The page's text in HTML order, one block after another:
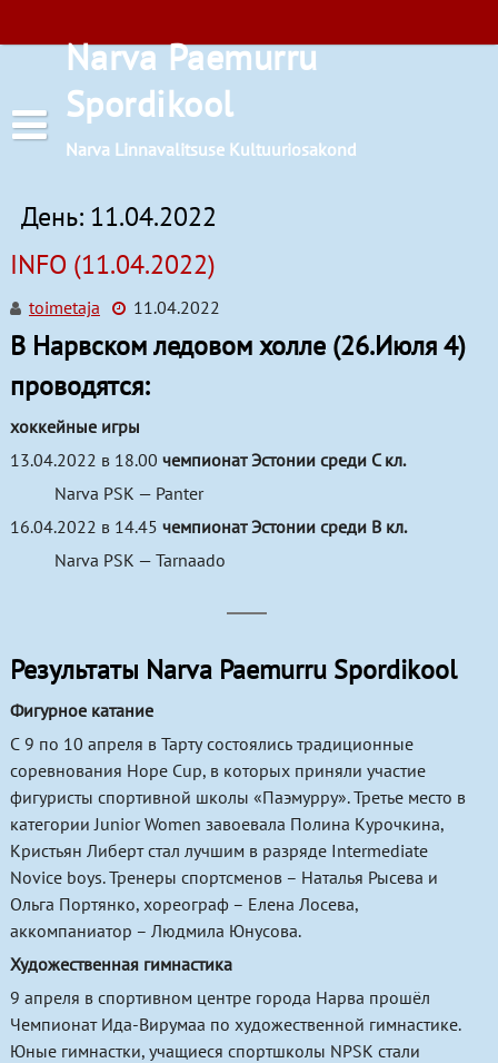
содержимомуNarva Paemurru
Spordikool
Narva Linnavalitsuse Kultuuriosakond
Расписания занятий
Баскетбол
Лёгкая атлетика
Настольный теннис
Пулевая стрельба
Художественная гимнастика
Местоположение
День: 11.04.2022
INFO (11.04.2022)
toimetaja 11.04.2022
В Нарвском ледовом холле (26.Июля 4)
проводятся:
хоккейные игры
13.04.2022 в 18.00 чемпионат Эстонии среди C кл.
Narva PSK — Panter
16.04.2022 в 14.45 чемпионат Эстонии среди В кл.
Narva PSK — Tarnaado
Результаты Narva Paemurru Spordikool
Фигурное катание
С 9 по 10 апреля в Тарту состоялись традиционные
соревнования Hope Cup, в которых приняли участие
фигуристы спортивной школы «Паэмурру». Третье место в
категории Junior Women завоевала Полина Курочкина,
Кристьян Либерт стал лучшим в разряде Intermediate
Novice boys. Тренеры спортсменов – Наталья Рысева и
Ольга Портянко, хореограф – Елена Лосева,
аккомпаниатор – Людмила Юнусова.
Художественная гимнастика
9 апреля в спортивном центре города Нарва прошёл
Чемпионат Ида-Вирумаа по художественной гимнастике.
Юные гимнастки, учащиеся спортшколы NPSK стали